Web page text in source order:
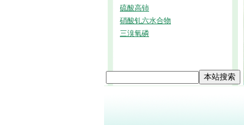
硫酸高铈
硝酸钆六水合物
三溴氧磷